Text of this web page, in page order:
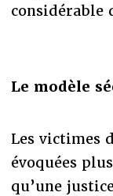
considérable
Le modèle
Les victimes
évoquées
qu’une